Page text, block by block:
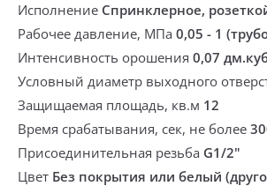
Исполнение Спринклерное,
Рабочее давление, МПа 0,05 - 1
Интенсивность орошения 0,07
Условный диаметр выходного
Защищаемая площадь, кв.м 12
Время срабатывания, сек, не более
Присоединительная резьба G1/2"
Цвет Без покрытия или белый